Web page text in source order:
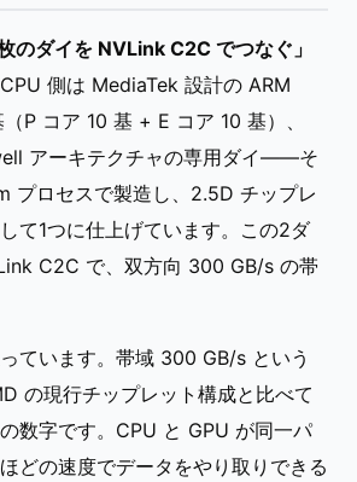
のダイを NVLink C2C でつなぐ」
CPU 側は MediaTek 設計の ARM
P コア 10 基 + E コア 10 基）、
アーキテクチャの専用ダイ——そ
プロセスで製造し、2.5D チップレ
て1つに仕上げています。この2ダ
C2C で、双方向 300 GB/s の帯
ています。帯域 300 GB/s という
の現行チップレット構成と比べて
数字です。CPU と GPU が同一パ
どの速度でデータをやり取りできる